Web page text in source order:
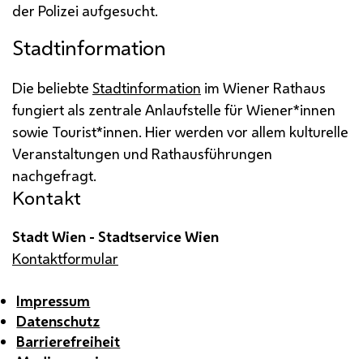
der Polizei aufgesucht.
Stadtinformation
Die beliebte Stadtinformation im Wiener Rathaus
fungiert als zentrale Anlaufstelle für Wiener*innen
sowie Tourist*innen. Hier werden vor allem kulturelle
Veranstaltungen und Rathausführungen
nachgefragt.
Kontakt
Stadt Wien - Stadtservice Wien
Kontaktformular
Impressum
Datenschutz
Barrierefreiheit